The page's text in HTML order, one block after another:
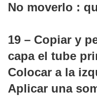
No moverlo :
19 – Copiar y
capa el tube
Colocar a la
Aplicar una